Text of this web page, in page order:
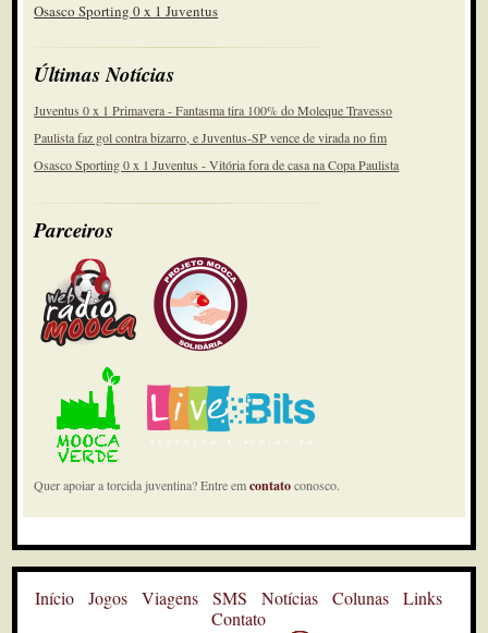
Osasco Sporting 0 x 1 Juventus
Últimas Notícias
Juventus 0 x 1 Primavera - Fantasma tira 100% do Moleque Travesso
Paulista faz gol contra bizarro, e Juventus-SP vence de virada no fim
Osasco Sporting 0 x 1 Juventus - Vitória fora de casa na Copa Paulista
Parceiros
Quer apoiar a torcida juventina? Entre emcontatoconosco.
Início Jogos Viagens SMS Notícias Colunas
Links
Contato